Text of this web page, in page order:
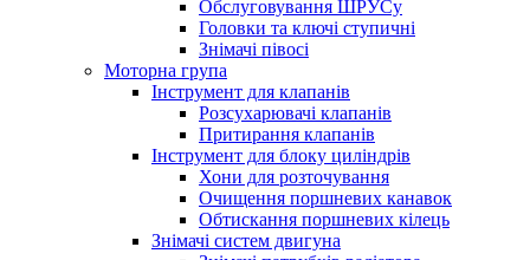
Обслуговування ШРУСу
Головки та ключі ступичні
Знімачі півосі
Моторна група
Інструмент для клапанів
Розсухарювачі клапанів
Притирання клапанів
Інструмент для блоку циліндрів
Хони для розточування
Очищення поршневих канавок
Обтискання поршневих кілець
Знімачі систем двигуна